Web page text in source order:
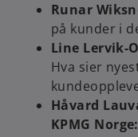
Runar
på kunder i
Line Lervik-
Hva sier
Håvard
KPMG Norge: